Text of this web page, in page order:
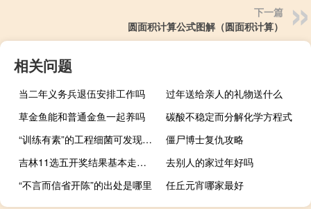
下一篇
圆面积计算公式图解（圆面积计算）
相关问题
当二年义务兵退伍安排工作吗
过年送给亲人的礼物送什么
草金鱼能和普通金鱼一起养吗
碳酸不稳定而分解化学方程式
“训练有素”的工程细菌可发现体内癌症
僵尸博士复仇攻略
吉林11选五开奖结果基本走势图（吉林11选五）
去别人的家过年好吗
“不言而信省开陈”的出处是哪里
任丘元宵哪家最好